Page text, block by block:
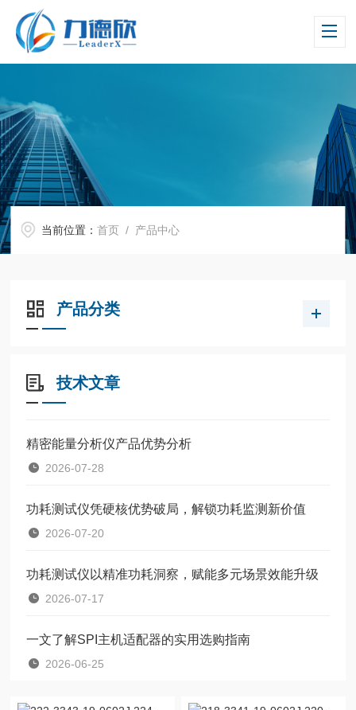
当前位置：首页 / 产品中心
产品分类
技术文章
精密能量分析仪产品优势分析
2026-07-28
功耗测试仪凭硬核优势破局，解锁功耗监测新价值
2026-07-20
功耗测试仪以精准功耗洞察，赋能多元场景效能升级
2026-07-17
一文了解SPI主机适配器的实用选购指南
2026-06-25